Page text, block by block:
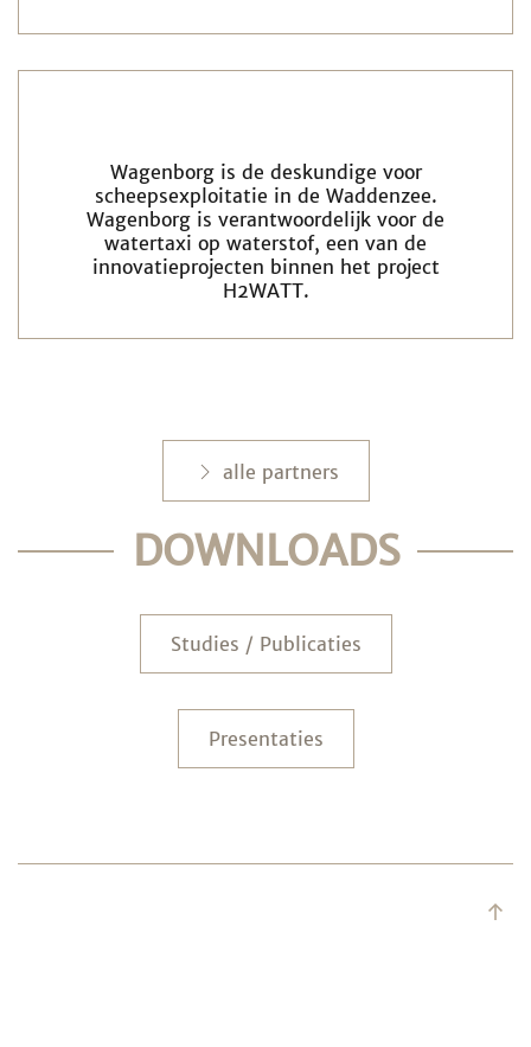
Wagenborg is de deskundige voor
scheepsexploitatie in de Waddenzee.
Wagenborg is verantwoordelijk voor de
watertaxi op waterstof, een van de
innovatieprojecten binnen het project
H2WATT.
alle partners
DOWNLOADS
Studies / Publicaties
Presentaties